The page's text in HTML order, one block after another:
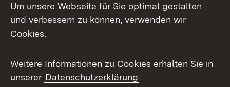
Mastodon
Messenger
Social Wall
X / Twitter
Um unsere Webseite für Sie optimal gestalten
und verbessern zu können, verwenden wir
Cookies.
Weitere Informationen zu Cookies erhalten Sie in
unserer Datenschutzerklärung.